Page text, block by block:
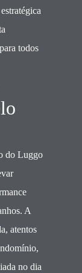
todos
do Luggo
A
atentos
no dia